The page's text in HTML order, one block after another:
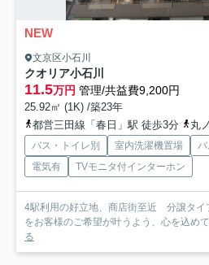
NEW
文京区小石川
クオリア小石川
11.5万円 管理/共益費9,200円
25.92㎡ (1K) /築23年
都営三田線「春日」駅 徒歩3分
丸
バス・トイレ別 室内洗濯機置場 バ
電気有
TVモニタ付インターホン
4駅利用の好立地、商店街至近 分譲タ
をお客様のご希望が叶うよう、心を込め
る